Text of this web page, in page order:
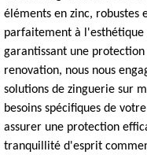
éléments en zinc, robustes
parfaitement à
garantissant une protection
renovation, nous nous
solutions de zinguerie sur
besoins spécifiques de
assurer une protection
tranquillité d'esprit